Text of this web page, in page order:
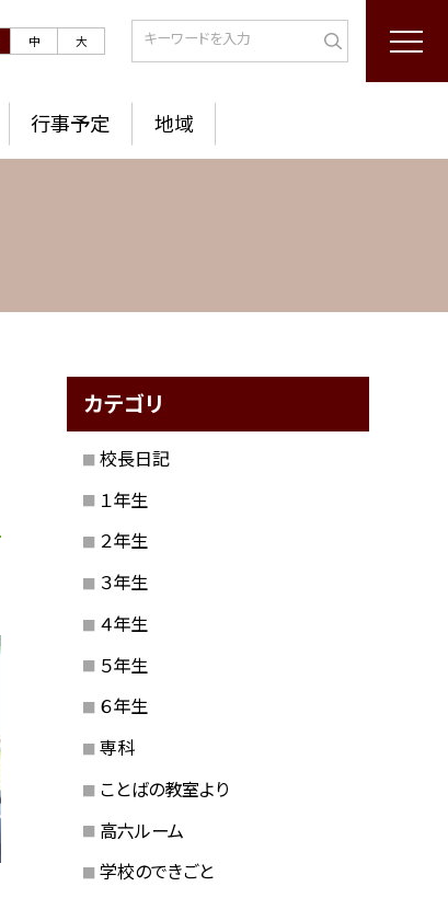
中 大
行事予定 地域
カテゴリ
校長日記
１年生
２年生
３年生
４年生
５年生
６年生
専科
ことばの教室より
高六ルーム
学校のできごと